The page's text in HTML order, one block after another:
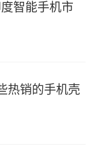
智能手机市
热销的手机壳